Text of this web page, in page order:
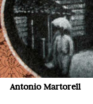
Antonio Martorell